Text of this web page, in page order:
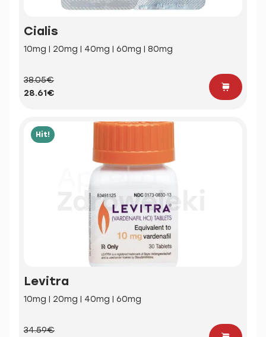
Cialis
10mg | 20mg | 40mg | 60mg | 80mg
38.05€
28.61€
Hit!
Levitra
10mg | 20mg | 40mg | 60mg
34.59€